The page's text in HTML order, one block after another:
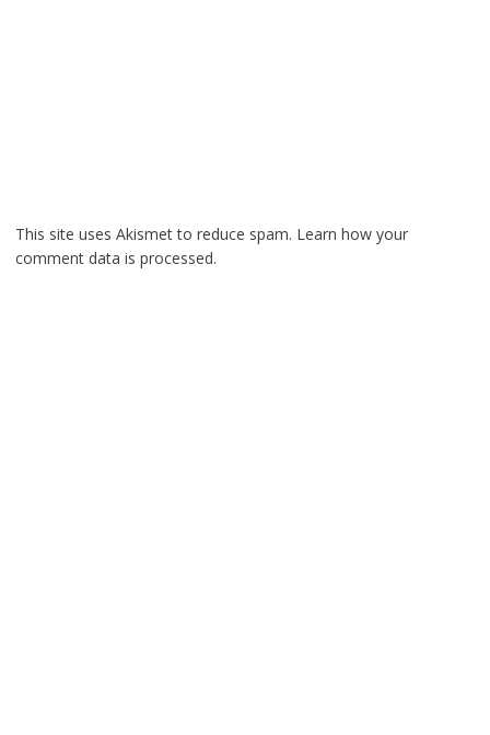
This site uses Akismet to reduce spam. Learn how your
comment data is processed.